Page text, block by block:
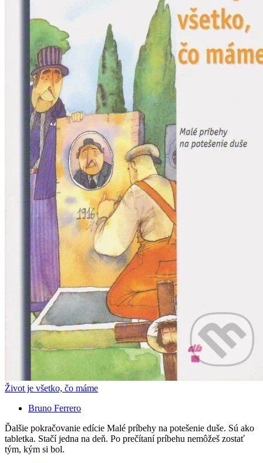
Život je všetko, čo máme
Bruno Ferrero
Ďalšie pokračovanie edície Malé príbehy na potešenie duše. Sú ako
tabletka. Stačí jedna na deň. Po prečítaní príbehu nemôžeš zostať
tým, kým si bol.